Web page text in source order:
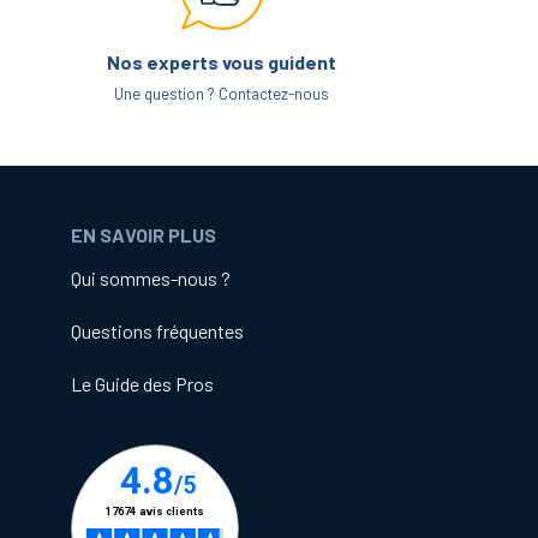
souder en passant par les écrous inviolables,
accidentel ;
la référence qui vous convient, demandez-
Nos experts vous guident
Une question ? Contactez-nous
EN SAVOIR PLUS
Qui sommes-nous ?
Questions fréquentes
Le Guide des Pros